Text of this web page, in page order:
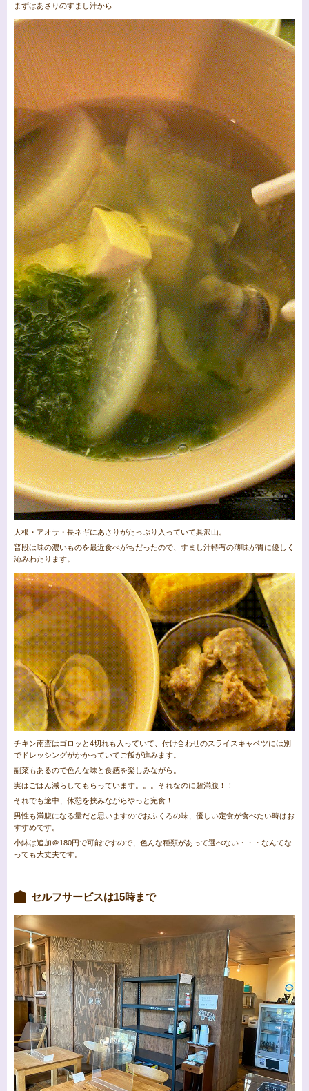
まずはあさりのすまし汁から
大根・アオサ・長ネギにあさりがたっぷり入っていて具沢山。
普段は味の濃いものを最近食べがちだったので、すまし汁特有の薄味が胃に優しく
沁みわたります。
チキン南蛮はゴロッと4切れも入っていて、付け合わせのスライスキャベツには別
でドレッシングがかかっていてご飯が進みます。
副菜もあるので色んな味と食感を楽しみながら。
実はごはん減らしてもらっています。。。それなのに超満腹！！
それでも途中、休憩を挟みながらやっと完食！
男性も満腹になる量だと思いますのでおふくろの味、優しい定食が食べたい時はお
すすめです。
小鉢は追加＠180円で可能ですので、色んな種類があって選べない・・・なんてな
っても大丈夫です。
セルフサービスは15時まで